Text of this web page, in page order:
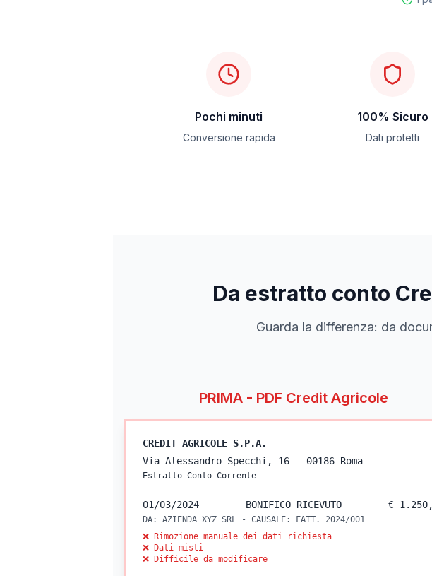
Pochi minuti
Conversione rapida
100% Sicuro
Dati protetti
Da estratto conto
Guarda la differenza: da
PRIMA - PDF Credit Agricole
CREDIT AGRICOLE S.P.A.
Via Alessandro Specchi, 16 - 00186 Roma
Estratto Conto Corrente
01/03/2024 BONIFICO RICEVUTO €
DA: AZIENDA XYZ SRL - CAUSALE: FATT. 2024/001
❌ Rimozione manuale dei dati richiesta
❌ Dati misti
❌ Difficile da modificare